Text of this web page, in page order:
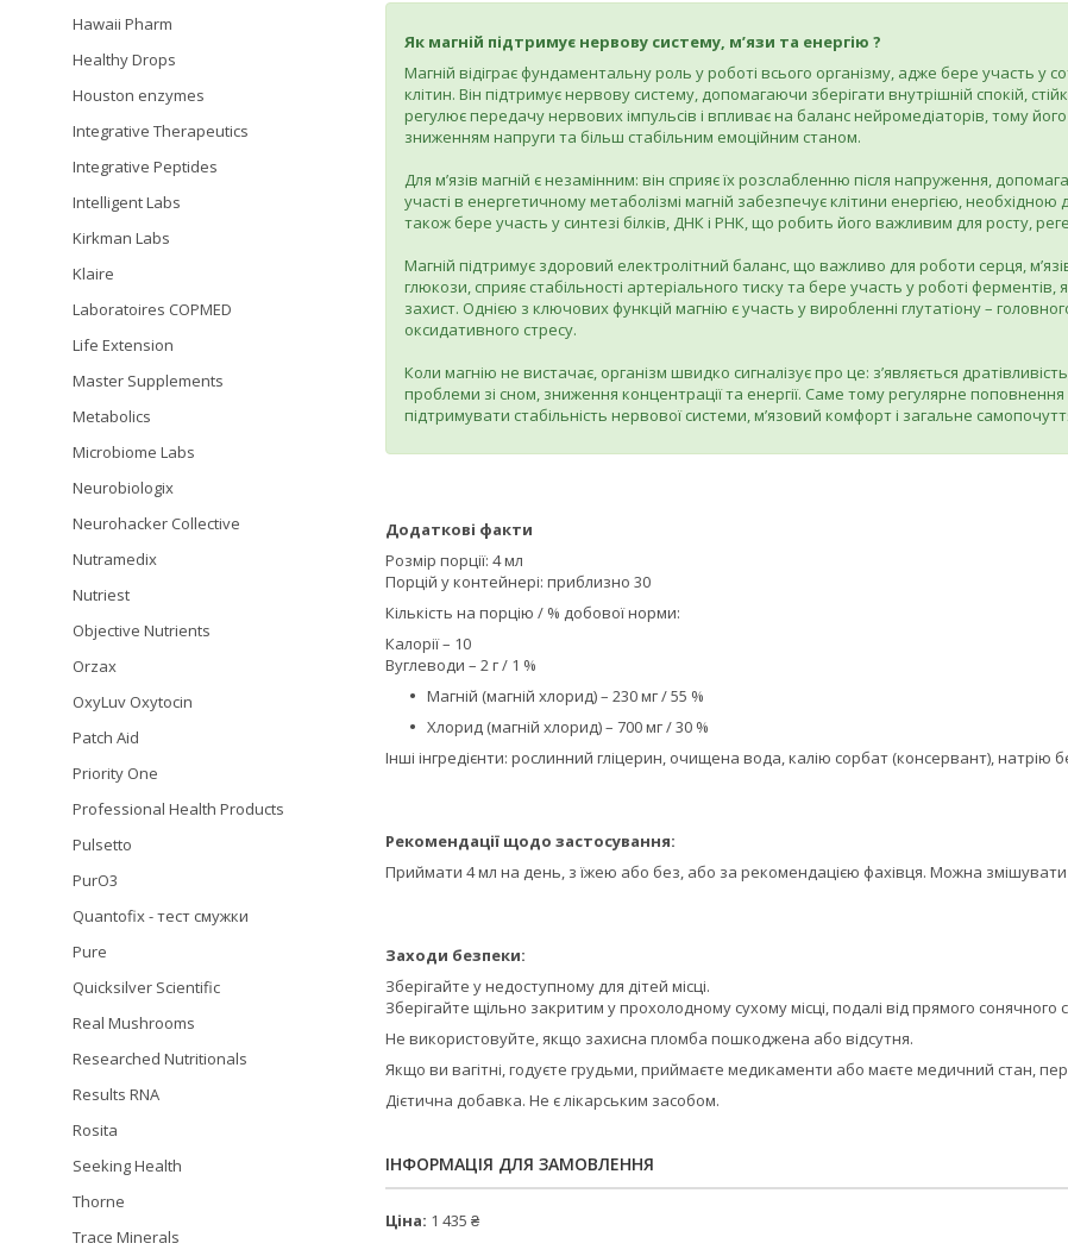
Як магній підтримує нервову систему, м’язи та енергію ?
Магній відіграє фундаментальну роль у роботі всього організму, адже бере участь у
клітин. Він підтримує нервову систему, допомагаючи зберігати внутрішній спокій,
регулює передачу нервових імпульсів і впливає на баланс нейромедіаторів, тому
зниженням напруги та більш стабільним емоційним станом.
Для м’язів магній є незамінним: він сприяє їх розслабленню після напруження,
участі в енергетичному метаболізмі магній забезпечує клітини енергією, необхідною
також бере участь у синтезі білків, ДНК і РНК, що робить його важливим для росту,
Магній підтримує здоровий електролітний баланс, що важливо для роботи серця,
глюкози, сприяє стабільності артеріального тиску та бере участь у роботі
захист. Однією з ключових функцій магнію є участь у виробленні глутатіону –
оксидативного стресу.
Коли магнію не вистачає, організм швидко сигналізує про це: з’являється
проблеми зі сном, зниження концентрації та енергії. Саме тому регулярне
підтримувати стабільність нервової системи, м’язовий комфорт і загальне
Додаткові факти
Розмір порції: 4 мл
Порцій у контейнері: приблизно 30
Кількість на порцію / % добової норми:
Калорії – 10
Вуглеводи – 2 г / 1 %
Магній (магній хлорид) – 230 мг / 55 %
Хлорид (магній хлорид) – 700 мг / 30 %
Інші інгредієнти: рослинний гліцерин, очищена вода, калію сорбат (консервант), натрію
Рекомендації щодо застосування:
Приймати 4 мл на день, з їжею або без, або за рекомендацією фахівця. Можна
Заходи безпеки:
Зберігайте у недоступному для дітей місці.
Зберігайте щільно закритим у прохолодному сухому місці, подалі від прямого сонячного
Не використовуйте, якщо захисна пломба пошкоджена або відсутня.
Якщо ви вагітні, годуєте грудьми, приймаєте медикаменти або маєте медичний стан,
Дієтична добавка. Не є лікарським засобом.
ІНФОРМАЦІЯ ДЛЯ ЗАМОВЛЕННЯ
Ціна: 1 435 ₴
Hawaii Pharm
Healthy Drops
Houston enzymes
Integrative Therapeutics
Integrative Peptides
Intelligent Labs
Kirkman Labs
Klaire
Laboratoires COPMED
Life Extension
Master Supplements
Metabolics
Microbiome Labs
Neurobiologix
Neurohacker Collective
Nutramedix
Nutriest
Objective Nutrients
Orzax
OxyLuv Oxytocin
Patch Aid
Priority One
Professional Health Products
Pulsetto
PurO3
Quantofix - тест смужки
Pure
Quicksilver Scientific
Real Mushrooms
Researched Nutritionals
Results RNA
Rosita
Seeking Health
Thorne
Trace Minerals